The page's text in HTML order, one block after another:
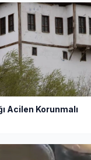
Acilen Korunmalı